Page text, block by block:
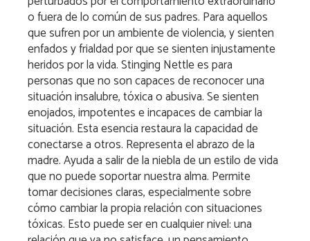
o fuera de lo común de sus padres. Para aquellos
que sufren por un ambiente de violencia, y sienten
enfados y frialdad por que se sienten injustamente
heridos por la vida. Stinging Nettle es para
personas que no son capaces de reconocer una
situación insalubre, tóxica o abusiva. Se sienten
enojados, impotentes e incapaces de cambiar la
situación. Esta esencia restaura la capacidad de
conectarse a otros. Representa el abrazo de la
madre. Ayuda a salir de la niebla de un estilo de vida
que no puede soportar nuestra alma. Permite
tomar decisiones claras, especialmente sobre
cómo cambiar la propia relación con situaciones
tóxicas. Esto puede ser en cualquier nivel: una